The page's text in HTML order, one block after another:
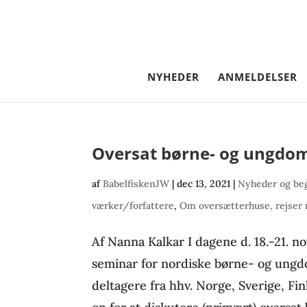
NYHEDER ANMELDELSER
Oversat børne- og
afBabelfiskenJW |dec 13, 2021 |Nyheder og
værker/forfattere,Om oversætterhuse, rejser
Af Nanna Kalkar I dagene d. 18.-21.
seminar for nordiske børne- og
deltagere fra hhv. Norge, Sverige,